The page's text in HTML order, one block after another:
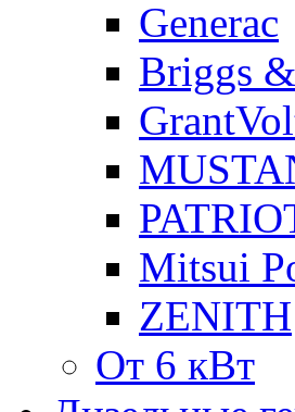
Generac
Briggs
Mitsui
ZENITH
От 6 кВт